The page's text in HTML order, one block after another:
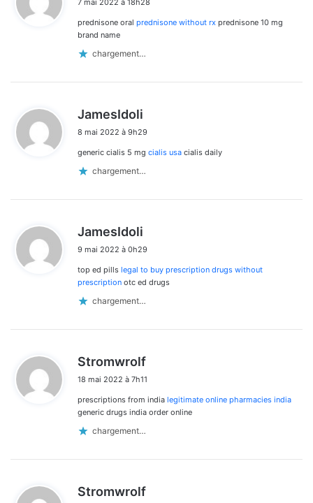
t
prednisone oral prednisone without rx prednisone 10 mg
brand name
chargement…
JamesIdoli
t
8 mai 2022 à 9h29
generic cialis 5 mg cialis usa cialis daily
chargement…
JamesIdoli
t
:
9 mai 2022 à 0h29
top ed pills legal to buy prescription drugs without
prescription otc ed drugs
chargement…
Stromwrolf
t
:
18 mai 2022 à 7h11
prescriptions from india legitimate online pharmacies india
generic drugs india order online
chargement…
Stromwrolf